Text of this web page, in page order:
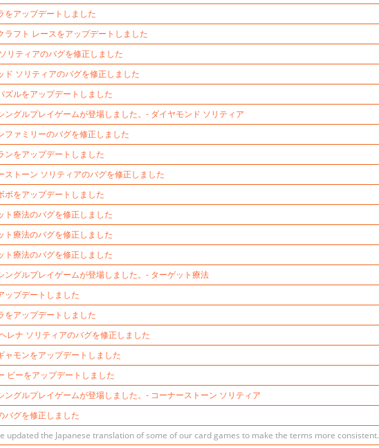
をアップデートしました
ラフト レースをアップデートしました
リティアのバグを修正しました
ド ソリティアのバグを修正しました
ズルをアップデートしました
ングルプレイゲームが登場しました。- ダイヤモンド ソリティア
ファミリーのバグを修正しました
ンをアップデートしました
ストーン ソリティアのバグを修正しました
ボをアップデートしました
ト療法のバグを修正しました
ト療法のバグを修正しました
ト療法のバグを修正しました
ングルプレイゲームが登場しました。- ターゲット療法
ップデートしました
をアップデートしました
レナ ソリティアのバグを修正しました
ャモンをアップデートしました
ビーをアップデートしました
ングルプレイゲームが登場しました。- コーナーストーン ソリティア
バグを修正しました
updated the Japanese translation of some of our card games to make the terms more consistent.